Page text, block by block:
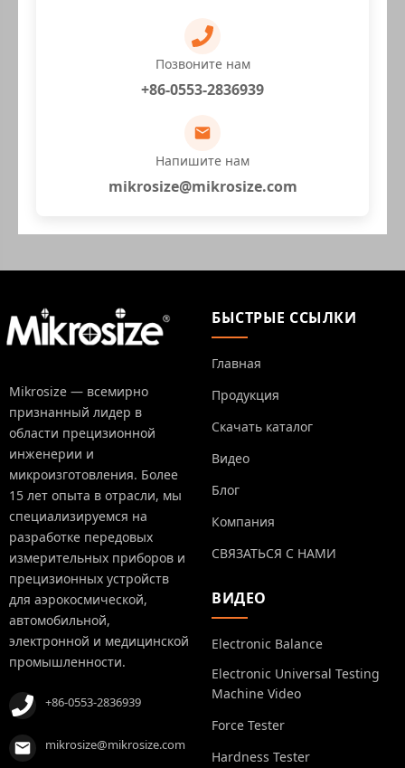
Позвоните нам
+86-0553-2836939
Напишите нам
mikrosize@mikrosize.com
Mikrosize — всемирно
признанный лидер в
области прецизионной
инженерии и
микроизготовления. Более
15 лет опыта в отрасли, мы
специализируемся на
разработке передовых
измерительных приборов и
прецизионных устройств
для аэрокосмической,
автомобильной,
электронной и медицинской
промышленности.
+86-0553-2836939
mikrosize@mikrosize.com
БЫСТРЫЕ ССЫЛКИ
Главная
Продукция
Скачать каталог
Видео
Блог
Компания
СВЯЗАТЬСЯ С НАМИ
ВИДЕО
Electronic Balance
Electronic Universal Testing
Machine Video
Force Tester
Hardness Tester